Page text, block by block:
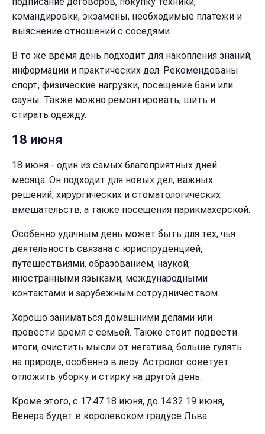
командировки, экзамены, необходимые платежи и
выяснение отношений с соседями.
В то же время день подходит для накопления знаний,
информации и практических дел. Рекомендованы
спорт, физические нагрузки, посещение бани или
сауны. Также можно ремонтировать, шить и
стирать одежду.
18 июня
18 июня - один из самых благоприятных дней
месяца. Он подходит для новых дел, важных
решений, хирургических и стоматологических
вмешательств, а также посещения парикмахерской.
Особенно удачным день может быть для тех, чья
деятельность связана с юриспруденцией,
путешествиями, образованием, наукой,
иностранными языками, международными
контактами и зарубежным сотрудничеством.
Хорошо заниматься домашними делами или
провести время с семьей. Также стоит подвести
итоги, очистить мысли от негатива, больше гулять
на природе, особенно в лесу. Астролог советует
отложить уборку и стирку на другой день.
Кроме этого, с 17:47 18 июня, до 14:32 19 июня,
Венера будет в королевском градусе Льва.